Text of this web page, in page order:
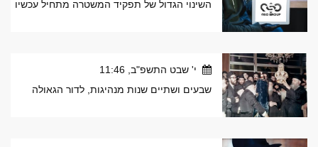
השינוי הגדול של תפקיד המשטרה מתחיל עכשיו
י' שבט התשפ"ב, 11:46
שבעים ושתיים שנות מנהיגות, לדור הגאולה